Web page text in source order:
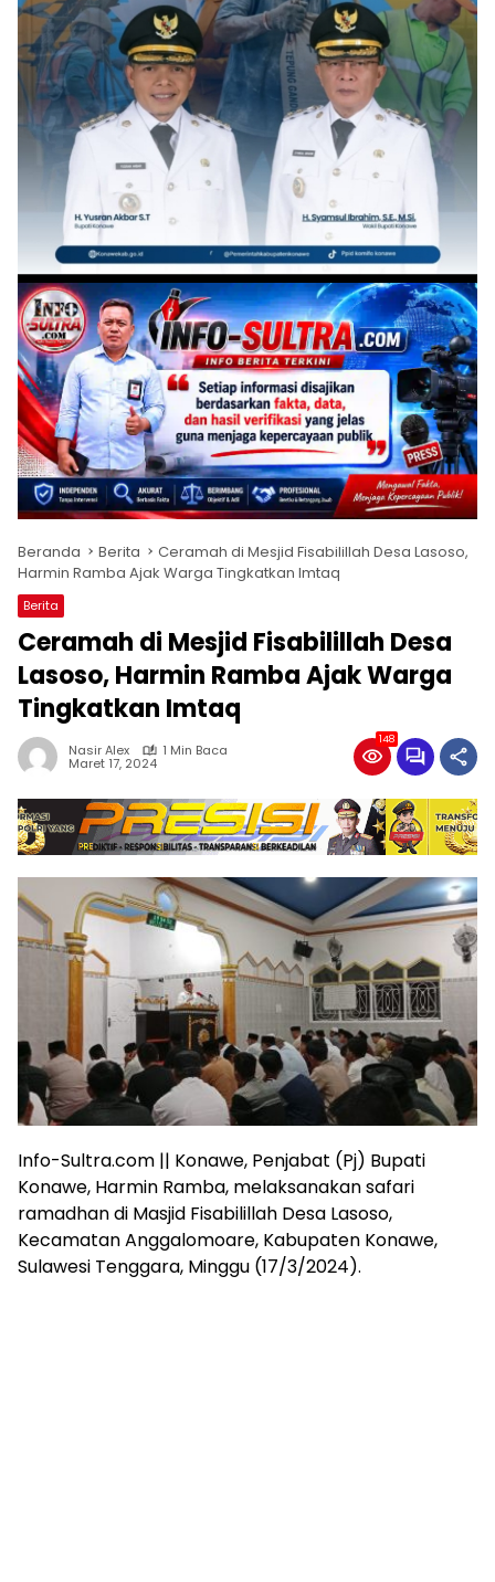
Beranda Berita
Ceramah di Mesjid Fisabilillah Desa Lasoso,
Harmin Ramba Ajak Warga Tingkatkan Imtaq
Berita
Ceramah di Mesjid Fisabilillah Desa
Lasoso, Harmin Ramba Ajak Warga
Tingkatkan Imtaq
Nasir Alex 1 Min Baca
Maret 17, 2024
148
Info-Sultra.com || Konawe, Penjabat (Pj) Bupati
Konawe, Harmin Ramba, melaksanakan safari
ramadhan di Masjid Fisabilillah Desa Lasoso,
Kecamatan Anggalomoare, Kabupaten Konawe,
Sulawesi Tenggara, Minggu (17/3/2024).